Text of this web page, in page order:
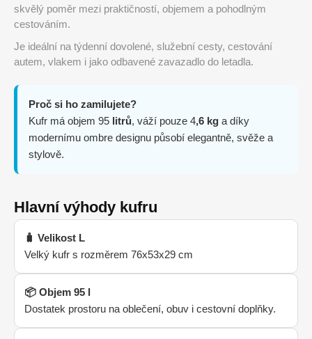
skvělý poměr mezi praktičností, objemem a pohodlným
cestováním.
Je ideální na týdenní dovolené, služební cesty, cestování
autem, vlakem i jako odbavené zavazadlo do letadla.
Proč si ho zamilujete?
Kufr má objem 95 litrů, váží pouze 4,6 kg a díky
modernímu ombre designu působí elegantně, svěže a
stylově.
Hlavní výhody kufru
🧳 Velikost L
Velký kufr s rozměrem 76x53x29 cm
📦 Objem 95 l
Dostatek prostoru na oblečení, obuv i cestovní doplňky.